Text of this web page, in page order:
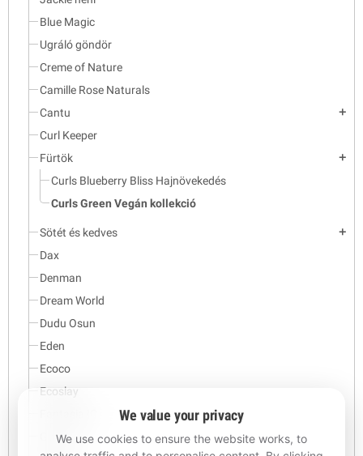
Blue Magic
Ugráló göndör
Creme of Nature
Camille Rose Naturals
Cantu
add
Curl Keeper
Fürtök
add
Curls Blueberry Bliss Hajnövekedés
Curls Green Vegán kollekció
Sötét és kedves add
Dax
Denman
Dream World
Dudu Osun
Eden
Ecoco
Ecoslay
Goth 2 b
We value your privacy
We use cookies to ensure the website works, to